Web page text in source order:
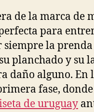
de la marca de
para
la
planchado y su
daño alguno. En
fase,
de uruguay